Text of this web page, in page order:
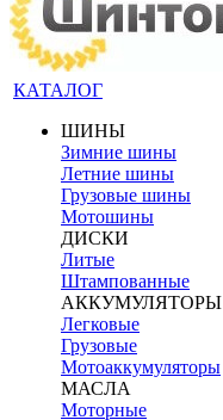
КАТАЛОГ
ШИНЫ
Зимние шины
Летние шины
Грузовые шины
Мотошины
ДИСКИ
Литые
Штампованные
АККУМУЛЯТОРЫ
Легковые
Грузовые
Мотоаккумуляторы
МАСЛА
Моторные